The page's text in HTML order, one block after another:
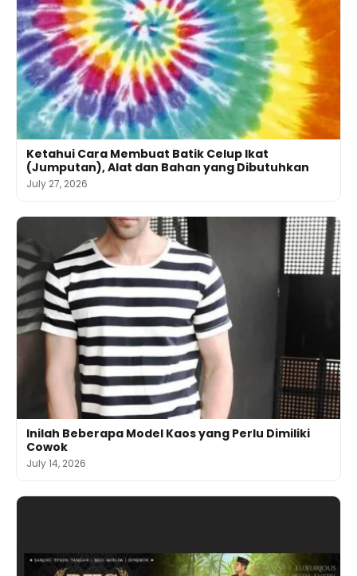
Ketahui Cara Membuat Batik Celup Ikat
(Jumputan), Alat dan Bahan yang Dibutuhkan
July 27, 2026
Inilah Beberapa Model Kaos yang Perlu Dimiliki
Cowok
July 14, 2026